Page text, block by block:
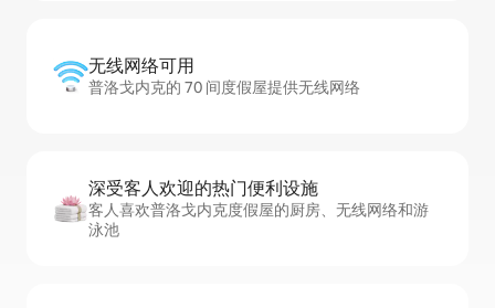
无线网络可用
普洛戈内克的 70 间度假屋提供无线网络
深受客人欢迎的热门便利设施
客人喜欢普洛戈内克度假屋的厨房、无线网络和游
泳池